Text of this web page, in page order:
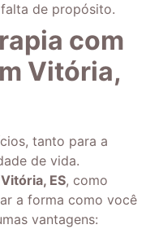
de propósito.
com
Vitória,
tanto para a
de vida.
ES, como
a forma como você
vantagens: